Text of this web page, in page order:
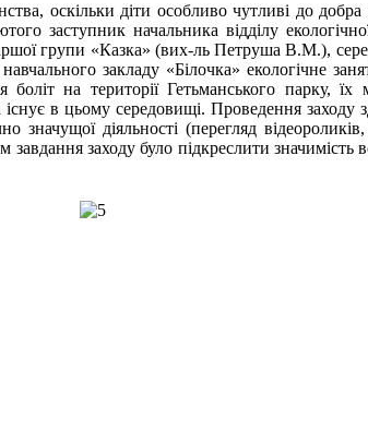
оскільки діти особливо чутливі до
заступник начальника відділу
групи «Казка» (вих-ль Петруша В.М.),
закладу «Білочка» екологічне
на території Гетьманського парку, їх
в цьому середовищі. Проведення заходу
значущої діяльності (перегляд
заходу було підкреслити значимість